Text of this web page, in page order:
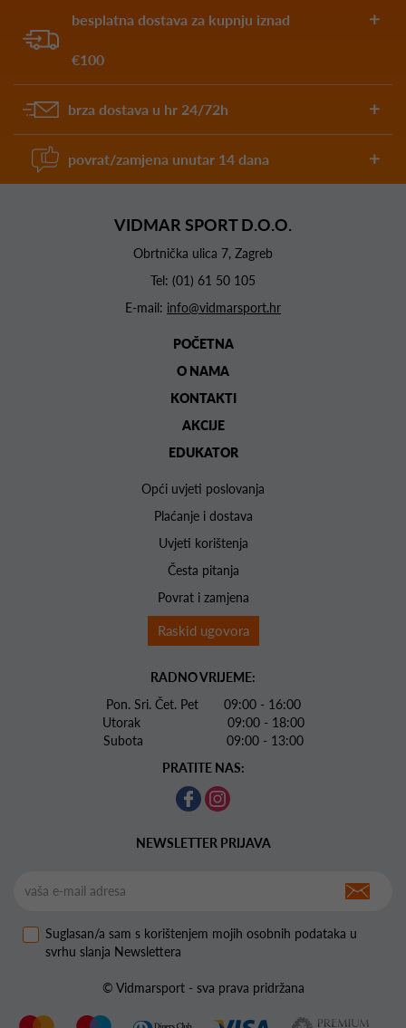
besplatna dostava za kupnju iznad
€100
brza dostava u hr 24/72h
povrat/zamjena unutar 14 dana
VIDMAR SPORT D.O.O.
Obrtnička ulica 7, Zagreb
Tel: (01) 61 50 105
E-mail: info@vidmarsport.hr
POČETNA
O NAMA
KONTAKTI
AKCIJE
EDUKATOR
Opći uvjeti poslovanja
Plaćanje i dostava
Uvjeti korištenja
Česta pitanja
Povrat i zamjena
Raskid ugovora
RADNO VRIJEME:
Pon. Sri. Čet. Pet 09:00 - 16:00
Utorak 09:00 - 18:00
Subota 09:00 - 13:00
PRATITE NAS:
NEWSLETTER PRIJAVA
Suglasan/a sam s korištenjem mojih osobnih podataka u
svrhu slanja Newslettera
© Vidmarsport - sva prava pridržana